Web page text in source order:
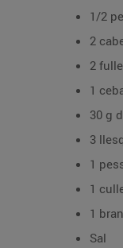
1/2
2
2
1
30 g
3
1
1
1
Sal